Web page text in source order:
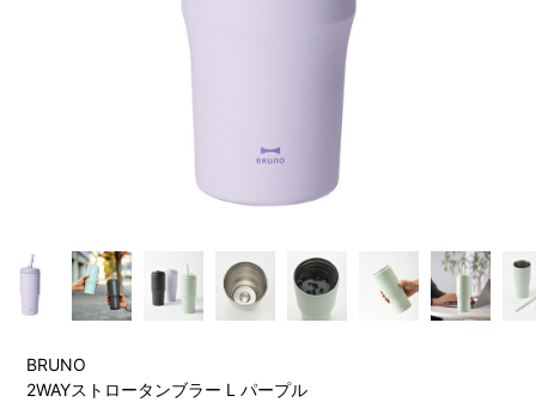
BRUNO
2WAYストロータンブラー L パープル